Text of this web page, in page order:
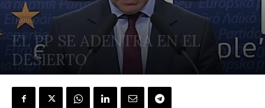
Política
EL PP SE ADENTRA EN EL
DESIERTO